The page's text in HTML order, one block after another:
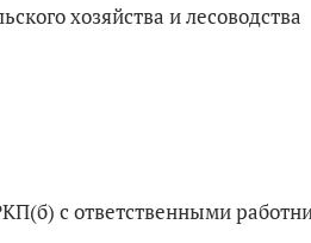
хозяйства и лесоводства
с ответственными